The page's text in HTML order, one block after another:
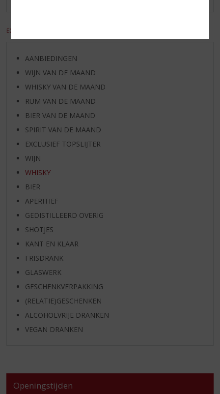
EXCL. BTW
AANBIEDINGEN
WIJN VAN DE MAAND
WHISKY VAN DE MAAND
RUM VAN DE MAAND
BIER VAN DE MAAND
SPIRIT VAN DE MAAND
EXCLUSIEF TOPSLIJTER
WIJN
WHISKY
BIER
APERITIEF
GEDISTILLEERD OVERIG
SHOTJES
KANT EN KLAAR
FRISDRANK
GLASWERK
GESCHENKVERPAKKING
(RELATIE)GESCHENKEN
ALCOHOLVRIJE DRANKEN
VEGAN DRANKEN
Openingstijden